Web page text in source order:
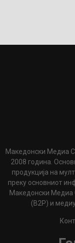
Македонски Медиа
2008 година.
продукција на
преку основниот
Македонски Медиа
(B2P) и